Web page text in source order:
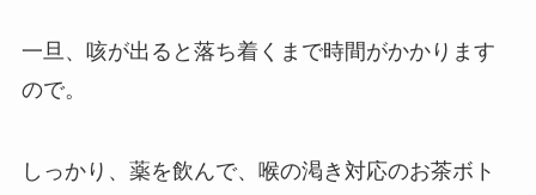
一旦、咳が出ると落ち着くまで時間がかかります
ので。
しっかり、薬を飲んで、喉の渇き対応のお茶ボト